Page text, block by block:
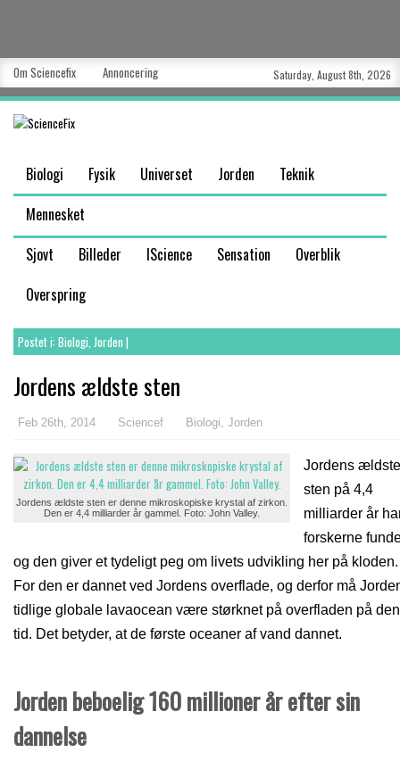
Om Sciencefix Annoncering Saturday, August 8th, 2026
Biologi Fysik Universet Jorden
Teknik
Mennesket
Sjovt
Billeder IScience Sensation
Overblik
Overspring
Postet i: Biologi, Jorden |
Jordens ældste sten
Feb 26th, 2014 Sciencef Biologi, Jorden
Jordens ældste sten er denne mikroskopiske krystal af zirkon.
Den er 4,4 milliarder år gammel. Foto: John Valley.
Jordens ældste
sten på 4,4
milliarder år
forskerne
og den giver et tydeligt peg om livets udvikling her på kloden.
For den er dannet ved Jordens overflade, og derfor må
tidlige globale lavaocean være størknet på overfladen på den
tid. Det betyder, at de første oceaner af vand dannet.
Jorden beboelig 160 millioner år efter sin
dannelse